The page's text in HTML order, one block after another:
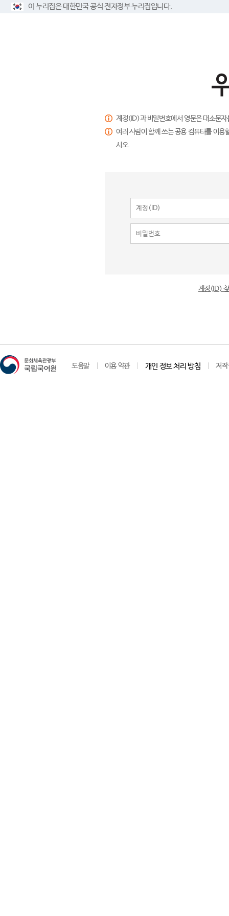
이 누리집은 대한민국 공식 전자정부 누리집입니다.
계정(ID)과 비밀번호에서 영문은 대소문
여러 사람이 함께 쓰는 공용 컴퓨터를 이
시오.
계정(ID)
도움말 이용 약관 개인 정보 처리 방침 저